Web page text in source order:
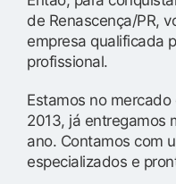
de Renascença/PR,
empresa qualificada
profissional.
Estamos no
2013, já entregamos
ano. Contamos com
especializados e